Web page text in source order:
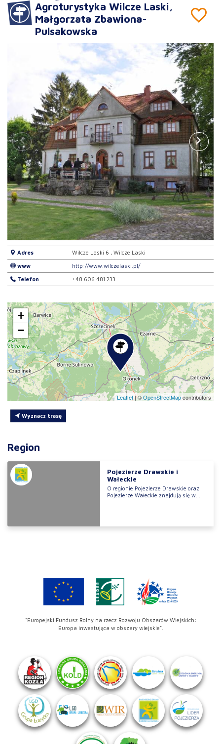
Agroturystyka Wilcze Laski,
Małgorzata Zbawiona-
Pulsakowska
Adres Wilcze Laski 6 , Wilcze Laski
www http://www.wilczelaski.pl/
Telefon +48 606 481 233
+
−
Leaflet|©OpenStreetMapcontributors
Wyznacz trasę
Region
Pojezierze Drawskie i
Wałeckie
O regionie Pojezierze Drawskie oraz
Pojezierze Wałeckie znajdują się w...
"Europejski Fundusz Rolny na rzecz Rozwoju Obszarów Wiejskich:
Europa inwestująca w obszary wiejskie".